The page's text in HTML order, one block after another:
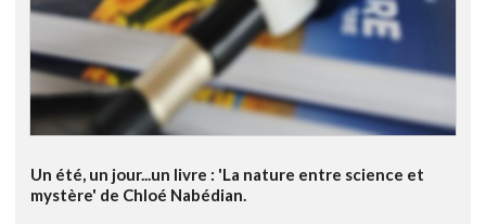
Un été, un jour...un livre : 'La nature entre science et
mystère' de Chloé Nabédian.